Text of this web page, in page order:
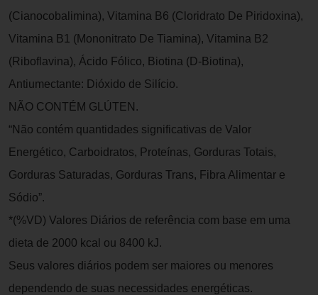
(Cianocobalimina), Vitamina B6 (Cloridrato De Piridoxina),
Vitamina B1 (Mononitrato De Tiamina), Vitamina B2
(Riboflavina), Ácido Fólico, Biotina (D-Biotina),
Antiumectante: Dióxido de Silício.
NÃO CONTÉM GLÚTEN.
“Não contém quantidades significativas de Valor
Energético, Carboidratos, Proteínas, Gorduras Totais,
Gorduras Saturadas, Gorduras Trans, Fibra Alimentar e
Sódio”.
*(%VD) Valores Diários de referência com base em uma
dieta de 2000 kcal ou 8400 kJ.
Seus valores diários podem ser maiores ou menores
dependendo de suas necessidades energéticas.